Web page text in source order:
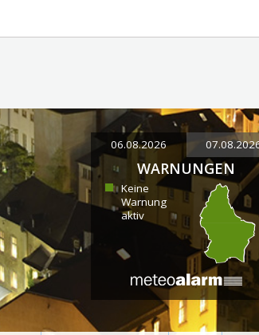
06.08.2026
WARNUNGEN
Keine
Warnung
aktiv